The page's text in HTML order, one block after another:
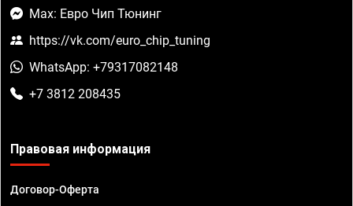
Max: Евро Чип Тюнинг
https://vk.com/euro_chip_tuning
WhatsApp: +79317082148
+7 3812 208435
Правовая информация
Договор-Оферта